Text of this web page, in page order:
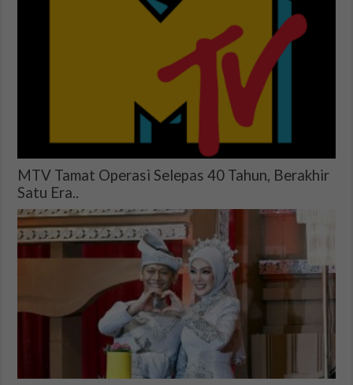
MTV Tamat Operasi Selepas 40 Tahun, Berakhir
Satu Era..